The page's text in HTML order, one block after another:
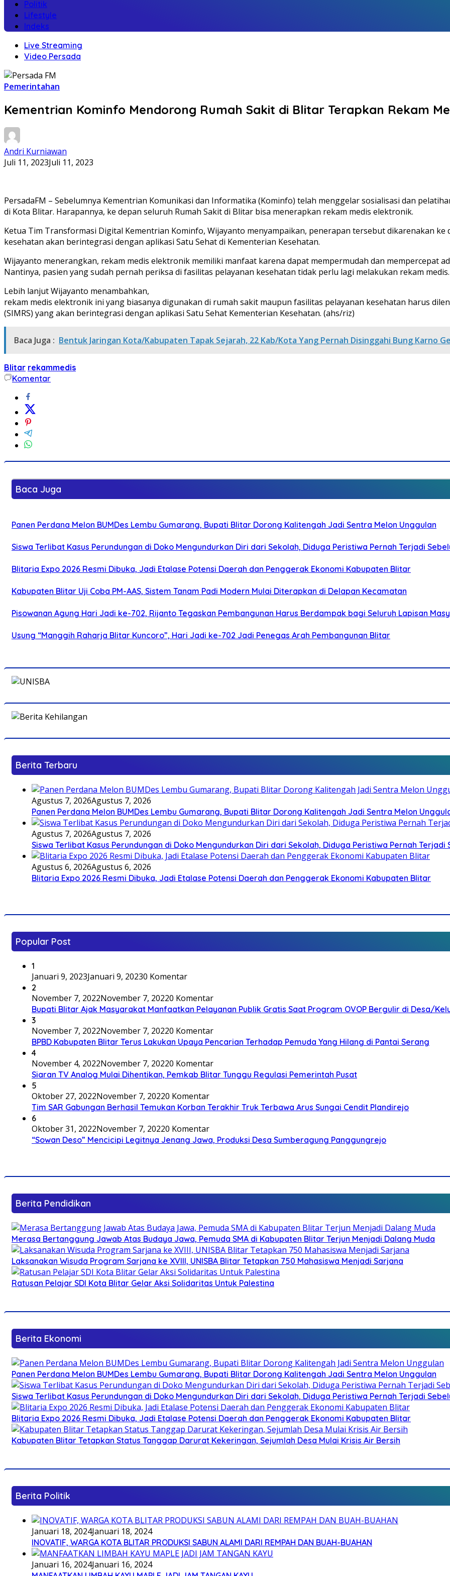
Politik
Lifestyle
Indeks
Live Streaming
Video Persada
Pemerintahan
Kementrian Kominfo Mendorong Rumah Sakit di Blitar Terapkan Rekam
Andri Kurniawan
Juli 11, 2023Juli 11, 2023
PersadaFM – Sebelumnya Kementrian Komunikasi dan Informatika (Kominfo) telah menggelar sosialisasi dan
di Kota Blitar. Harapannya, ke depan seluruh Rumah Sakit di Blitar bisa menerapkan rekam medis elektronik.
Ketua Tim Transformasi Digital Kementrian Kominfo, Wijayanto menyampaikan, penerapan tersebut dikarenakan
kesehatan akan berintegrasi dengan aplikasi Satu Sehat di Kementerian Kesehatan.
Wijayanto menerangkan, rekam medis elektronik memiliki manfaat karena dapat mempermudah dan mempercepat
Nantinya, pasien yang sudah pernah periksa di fasilitas pelayanan kesehatan tidak perlu lagi melakukan rekam medis.
Lebih lanjut Wijayanto menambahkan,
rekam medis elektronik ini yang biasanya digunakan di rumah sakit maupun fasilitas pelayanan kesehatan harus
(SIMRS) yang akan berintegrasi dengan aplikasi Satu Sehat Kementerian Kesehatan. (ahs/riz)
Baca Juga : Bentuk Jaringan Kota/Kabupaten Tapak Sejarah, 22 Kab/Kota Yang Pernah Disinggahi Bung Karno
Blitar rekammedis
Komentar
Baca Juga
Panen Perdana Melon BUMDes Lembu Gumarang, Bupati Blitar Dorong Kalitengah Jadi Sentra Melon Unggulan
Siswa Terlibat Kasus Perundungan di Doko Mengundurkan Diri dari Sekolah, Diduga Peristiwa Pernah Terjadi
Blitaria Expo 2026 Resmi Dibuka, Jadi Etalase Potensi Daerah dan Penggerak Ekonomi Kabupaten Blitar
Kabupaten Blitar Uji Coba PM-AAS, Sistem Tanam Padi Modern Mulai Diterapkan di Delapan Kecamatan
Pisowanan Agung Hari Jadi ke-702, Rijanto Tegaskan Pembangunan Harus Berdampak bagi Seluruh Lapisan
Usung “Manggih Raharja Blitar Kuncoro”, Hari Jadi ke-702 Jadi Penegas Arah Pembangunan Blitar
Berita Terbaru
Agustus 7, 2026Agustus 7, 2026
Panen Perdana Melon BUMDes Lembu Gumarang, Bupati Blitar Dorong Kalitengah Jadi Sentra Melon
Agustus 7, 2026Agustus 7, 2026
Siswa Terlibat Kasus Perundungan di Doko Mengundurkan Diri dari Sekolah, Diduga Peristiwa Pernah Terjadi
Agustus 6, 2026Agustus 6, 2026
Blitaria Expo 2026 Resmi Dibuka, Jadi Etalase Potensi Daerah dan Penggerak Ekonomi Kabupaten Blitar
Popular Post
1
Januari 9, 2023Januari 9, 20230 Komentar
2
November 7, 2022November 7, 20220 Komentar
Bupati Blitar Ajak Masyarakat Manfaatkan Pelayanan Publik Gratis Saat Program OVOP Bergulir di Desa/
3
November 7, 2022November 7, 20220 Komentar
BPBD Kabupaten Blitar Terus Lakukan Upaya Pencarian Terhadap Pemuda Yang Hilang di Pantai Serang
4
November 4, 2022November 7, 20220 Komentar
Siaran TV Analog Mulai Dihentikan, Pemkab Blitar Tunggu Regulasi Pemerintah Pusat
5
Oktober 27, 2022November 7, 20220 Komentar
Tim SAR Gabungan Berhasil Temukan Korban Terakhir Truk Terbawa Arus Sungai Cendit Plandirejo
6
Oktober 31, 2022November 7, 20220 Komentar
“Sowan Deso” Mencicipi Legitnya Jenang Jawa, Produksi Desa Sumberagung Panggungrejo
Berita Pendidikan
Merasa Bertanggung Jawab Atas Budaya Jawa, Pemuda SMA di Kabupaten Blitar Terjun Menjadi Dalang Muda
Laksanakan Wisuda Program Sarjana ke XVIII, UNISBA Blitar Tetapkan 750 Mahasiswa Menjadi Sarjana
Ratusan Pelajar SDI Kota Blitar Gelar Aksi Solidaritas Untuk Palestina
Berita Ekonomi
Panen Perdana Melon BUMDes Lembu Gumarang, Bupati Blitar Dorong Kalitengah Jadi Sentra Melon Unggulan
Siswa Terlibat Kasus Perundungan di Doko Mengundurkan Diri dari Sekolah, Diduga Peristiwa Pernah Terjadi
Blitaria Expo 2026 Resmi Dibuka, Jadi Etalase Potensi Daerah dan Penggerak Ekonomi Kabupaten Blitar
Kabupaten Blitar Tetapkan Status Tanggap Darurat Kekeringan, Sejumlah Desa Mulai Krisis Air Bersih
Berita Politik
Januari 18, 2024Januari 18, 2024
INOVATIF, WARGA KOTA BLITAR PRODUKSI SABUN ALAMI DARI REMPAH DAN BUAH-BUAHAN
Januari 16, 2024Januari 16, 2024